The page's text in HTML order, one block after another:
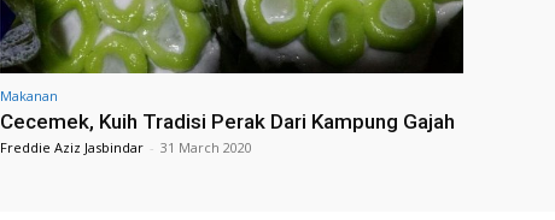
Makanan
Cecemek, Kuih Tradisi Perak Dari Kampung Gajah
Freddie Aziz Jasbindar - 31 March 2020